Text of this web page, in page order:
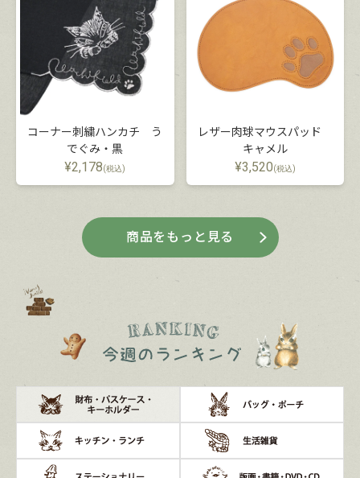
コーナー刺繍ハンカチ う
でぐみ・黒
¥2,178(税込)
レザー肉球マウスパッド
キャメル
¥3,520(税込)
商品をもっと見る